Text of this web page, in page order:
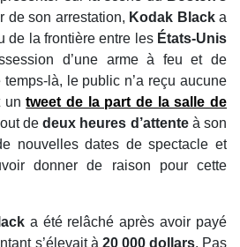
de son arrestation, Kodak Blacka
de la frontière entre les États-Unis
d’une arme à feu et de
là, le public n’a reçu aucune
untweet de la part de la salle de
dedeux heures d’attenteà son
nouvelles dates de spectacle et
donner de raison pour cette
a été relâché après avoir payé
s’élevait à 20 000 dollars. Pas